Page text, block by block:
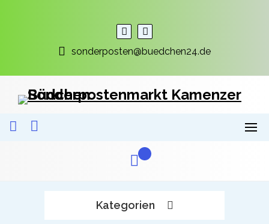
sonderposten@buedchen24.de
Kategorien